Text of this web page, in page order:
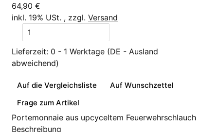
64,90 €
inkl. 19% USt. , zzgl. Versand
Lieferzeit: 0 - 1 Werktage (DE - Ausland
abweichend)
Auf die Vergleichsliste
Auf Wunschzettel
Frage zum Artikel
Portemonnaie aus upcyceltem Feuerwehrschlauch
Beschreibung